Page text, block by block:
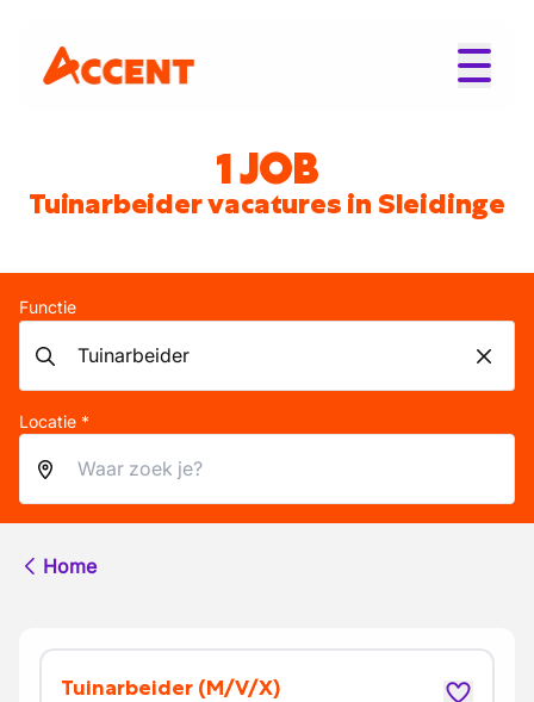
1 JOB
Tuinarbeider vacatures in Sleidinge
Functie
Locatie *
Home
Tuinarbeider (M/V/X)